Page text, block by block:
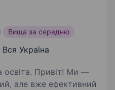
Вища за середню
Вся Україна
Ми —
але вже ефективний